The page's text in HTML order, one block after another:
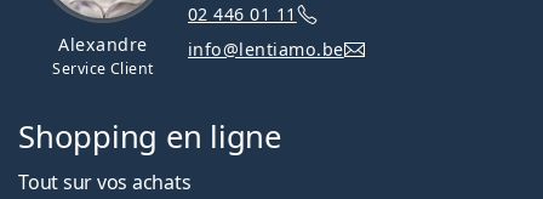
Alexandre
Service Client
02 446 01 11
info@lentiamo.be
Shopping en ligne
Tout sur vos achats